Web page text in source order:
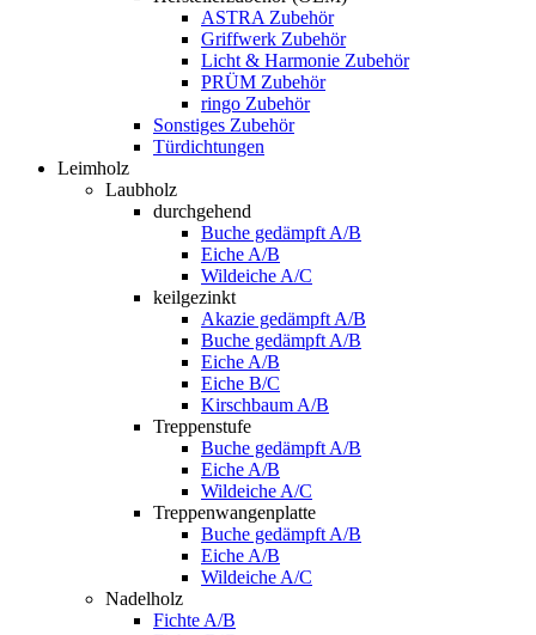
ASTRA Zubehör
Griffwerk Zubehör
Licht & Harmonie Zubehör
PRÜM Zubehör
ringo Zubehör
Sonstiges Zubehör
Türdichtungen
Leimholz
Laubholz
durchgehend
Buche gedämpft A/B
Eiche A/B
Wildeiche A/C
keilgezinkt
Akazie gedämpft A/B
Buche gedämpft A/B
Eiche A/B
Eiche B/C
Kirschbaum A/B
Treppenstufe
Buche gedämpft A/B
Eiche A/B
Wildeiche A/C
Treppenwangenplatte
Buche gedämpft A/B
Eiche A/B
Wildeiche A/C
Nadelholz
Fichte A/B